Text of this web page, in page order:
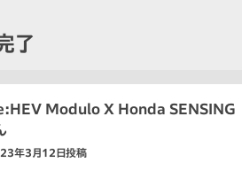
了
Modulo X Honda SENSING
年3月12日投稿